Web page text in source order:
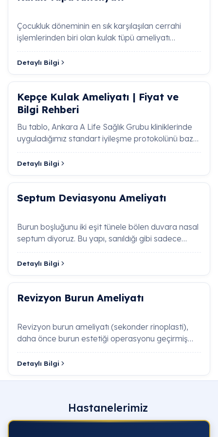
Sıkça Sorulan Sorular
Kulak Burun Boğaz (KBB) Hangi Hastalıklara
Bakar?
KBB; kulak, burun, boğaz, baş ve boyun
hastalıkların teşhis ve cerrahi tedavisiyle ilgilenen
deviasyonu, bademcik enfeksiyonları, tükürük bezi
tümörleri ve ses teli patolojileri KBB biriminin
patolojilerini modern tıbbi donanımıyla başarıyla
tedavi eder.
Deviasyon (Burun Kemiği Eğriliği) Nedir,
Tedavi Edilir?
Vertigo (Baş Dönmesi) Neden Olur, KBB
(Tonsillektomi) Ne Zaman Gereklidir?
İşitme Kaybı Türleri Nelerdir, Sensorinöral
İşitme Kaybı Nedir?
Ses Kısıklığı Neden Olur, Larenks Karsinomu
Çocukluk döneminin en sık karşılaşılan cerrahi
işlemlerinden biri olan kulak tüpü ameliyatı
(ventilasyon tüpü…
Detaylı Bilgi
Kepçe Kulak Ameliyatı | Fiyat ve
Bilgi Rehberi
Bu tablo, Ankara A Life Sağlık Grubu kliniklerinde
uyguladığımız standart iyileşme protokolünü baz
almaktadır. Her hastanın iyileş…
Detaylı Bilgi
Septum Deviasyonu Ameliyatı
Burun boşluğunu iki eşit tünele bölen duvara nasal
septum diyoruz. Bu yapı, sanıldığı gibi sadece
kıkırdaktan oluşmaz; ü&cced…
Detaylı Bilgi
Revizyon Burun Ameliyatı
Revizyon burun ameliyatı (sekonder rinoplasti),
daha önce burun estetiği operasyonu geçirmiş
ancak sonuçtan estetik veya …
Detaylı Bilgi
Hastanelerimiz